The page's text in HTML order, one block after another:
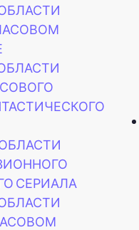
СЕРИАЛА